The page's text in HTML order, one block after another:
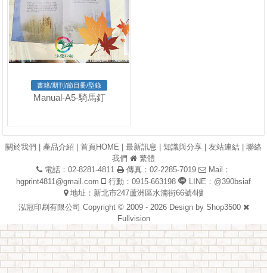
書籍/期刊/節目冊/型錄
Manual-A5-騎馬釘
關於我們 產品介紹 首頁HOME 最新訊息 知識與分享 友站連結
聯絡
我們
繁體
電話：02-8281-4811
傳真：02-2285-7019
Mail：
hgprint4811@gmail.com
行動：0915-663198
LINE：@390bsiaf
地址：新北市247蘆洲區水湳街66號4樓
泓冠印刷有限公司 Copyright © 2009 - 2026 Design by Shop3500
Fullvision